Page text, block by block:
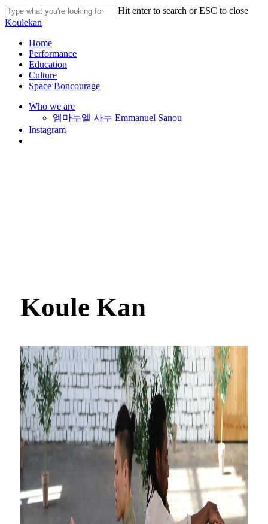
Skip
to
content
Hit enter to search or ESC to close
Close
Koulekan
search
Menu
Home
Performance
Education
Culture
Space Boncourage
Who we are
엠마누엘 사누 Emmanuel Sanou
Instagram
Koule Kan